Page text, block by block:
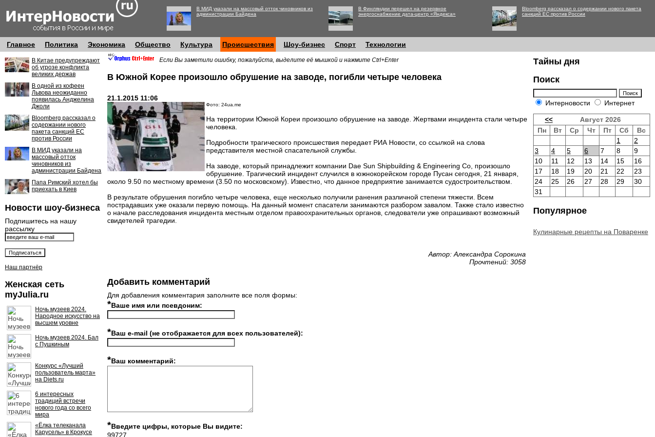
В МИД указали на массовый отток чиновников из
администрации Байдена
В Финляндии перешел на резервное
энергоснабжение дата-центр «Яндекса»
Bloomberg рассказал о содержании нового пакета
санкций ЕС против России
Главное Политика Экономика Общество Культура Происшествия Шоу-бизнес Спорт Технологии
В Китае предупреждают
об угрозе конфликта
великих держав
В одной из кофеен
Львова неожиданно
появилась Анджелина
Джоли
Bloomberg рассказал о
содержании нового
пакета санкций ЕС
против России
В МИД указали на
массовый отток
чиновников из
администрации Байдена
Папа Римский хотел бы
приехать в Киев
Новости шоу-бизнеса
Подпишитесь на нашу
рассылку
Наш партнёр
Женская сеть
myJulia.ru
Ночь музеев 2024.
Народное искусство на
высшем уровне
Ночь музеев 2024. Бал
с Пушкиным
Конкурс «Лучший
пользователь марта»
на Diets.ru
6 интересных
традиций встречи
нового года со всего
мира
«Ёлка телеканала
Карусель» в Крокусе
Если Вы заметили ошибку, пожалуйста, выделите её мышкой и нажмите Ctrl+Enter
В Южной Корее произошло обрушение на заводе, погибли четыре человека
21.1.2015 11:06
Фото: 24ua.me
На территории Южной Кореи произошло обрушение на заводе. Жертвами инцидента стали четыре
человека.
Подробности трагического происшествия передает РИА Новости, со ссылкой на слова
представителя местной спасательной службы.
На заводе, который принадлежит компании Dae Sun Shipbuilding & Engineering Co, произошло
обрушение. Трагический инцидент случился в южнокорейском городе Пусан сегодня, 21 января,
около 9.50 по местному времени (3.50 по московскому). Известно, что данное предприятие занимается судостроительством.
В результате обрушения погибло четыре человека, еще несколько получили ранения различной степени тяжести. Всем
пострадавших уже оказали первую помощь. На данный момент спасатели занимаются разбором завалом. Также стало известно
о начале расследования инцидента местным отделом правоохранительных органов, следователи уже опрашивают возможный
свидетелей трагедии.
Автор: Александра Сорокина
Прочтений: 3058
Добавить комментарий
Для добавления комментария заполните все поля формы:
*Ваше имя или псевдоним:
*Ваш e-mail (не отображается для всех пользователей):
*Ваш комментарий:
*Введите цифры, которые Вы видите:
99727
Тайны дня
Поиск
Интерновости Интернет
<<
Август 2026
Пн
Вт Ср Чт Пт Сб
Вс
1
2
3
4 5 6 7 8
9
10
11 12 13 14 15
16
17
18 19 20 21 22
23
24
25 26 27 28 29
30
31
Популярное
Кулинарные рецепты на Поваренке